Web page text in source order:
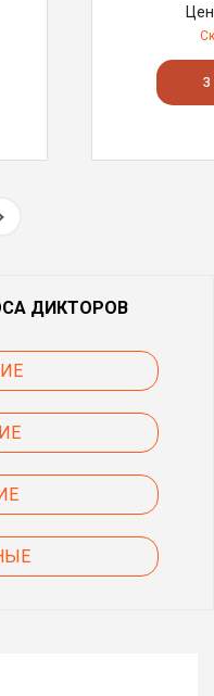
ДИКТОРОВ